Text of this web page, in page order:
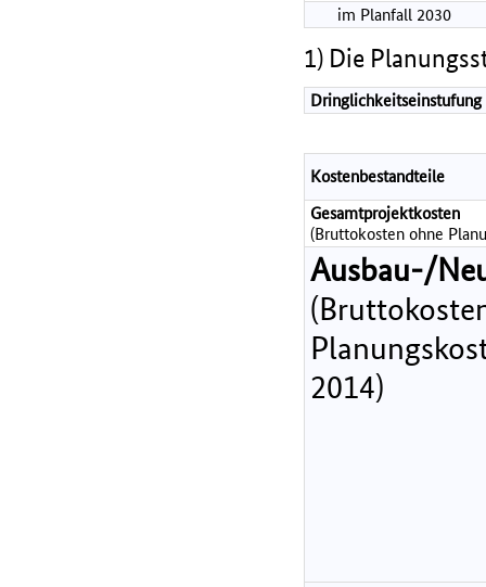
im Planfall 2030
1) Die
Dringlichkeitseinstufung
Kostenbestandteile
Gesamtprojektkosten
(Bruttokosten ohne
Ausbau-/
2014)